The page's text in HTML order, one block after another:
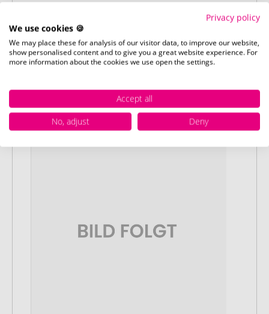
Stap 3:
Artikelvoorbeeld en goedkeuring
U ontvangt van ons een gratis
dit heeft goedgekeurd, starten wij direct
met de productie.
Privacy policy
We use cookies 🍪
We may place these for analysis of our visitor data, to improve our website,
show personalised content and to give you a great website experience. For
more information about the cookies we use open the settings.
Accept all
No, adjust
Deny